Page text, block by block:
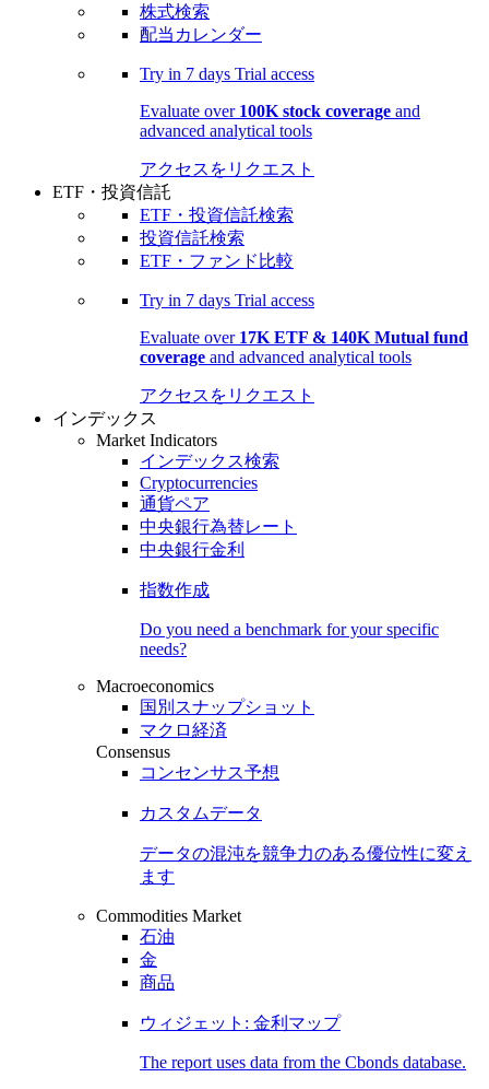
株式検索
配当カレンダー
Try in 7 days Trial access
Evaluate over 100K stock coverage and
advanced analytical tools
アクセスをリクエスト
ETF・投資信託
ETF・投資信託検索
投資信託検索
ETF・ファンド比較
Try in 7 days Trial access
Evaluate over 17K ETF & 140K Mutual fund
coverage and advanced analytical tools
アクセスをリクエスト
インデックス
Market Indicators
インデックス検索
Cryptocurrencies
通貨ペア
中央銀行為替レート
中央銀行金利
指数作成
Do you need a benchmark for your specific
needs?
Macroeconomics
国別スナップショット
マクロ経済
Consensus
コンセンサス予想
カスタムデータ
データの混沌を競争力のある優位性に変え
ます
Commodities Market
石油
金
商品
ウィジェット: 金利マップ
The report uses data from the Cbonds database.